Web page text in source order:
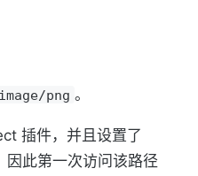
png 。
插件，并且设置了
因此第一次访问该路径